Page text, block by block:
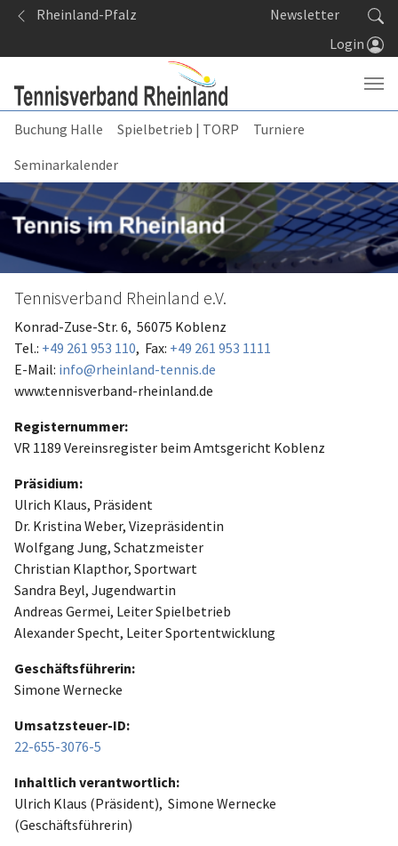
Springe zum Seiteninhalt
Rheinland-Pfalz
Newsletter
Login
Buchung Halle Spielbetrieb | TORP
Turniere
Seminarkalender
Tennisverband Rheinland e.V.
Konrad-Zuse-Str. 6, 56075 Koblenz
Tel.: +49 261 953 110, Fax: +49 261 953 1111
E-Mail: info@rheinland-tennis.de
www.tennisverband-rheinland.de
Registernummer:
VR 1189 Vereinsregister beim Amtsgericht Koblenz
Präsidium:
Ulrich Klaus, Präsident
Dr. Kristina Weber, Vizepräsidentin
Wolfgang Jung, Schatzmeister
Christian Klapthor, Sportwart
Sandra Beyl, Jugendwartin
Andreas Germei, Leiter Spielbetrieb
Alexander Specht, Leiter Sportentwicklung
Geschäftsführerin:
Simone Wernecke
Umsatzsteuer-ID:
22-655-3076-5
Inhaltlich verantwortlich:
Ulrich Klaus (Präsident), Simone Wernecke
(Geschäftsführerin)